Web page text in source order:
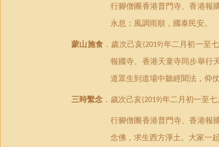
行腳僧團香港普門寺、香港報
永息；風調雨順，國泰民安。
蒙山施食 ．歲次己亥(2019)年二月初一至
報國寺、香港天童寺同步舉行
道眾生到道場中聽經聞法，仰
三時繫念 ．歲次己亥(2019)年二月初一至
行腳僧團香港普門寺、香港報
念佛，求生西方淨土。大家一